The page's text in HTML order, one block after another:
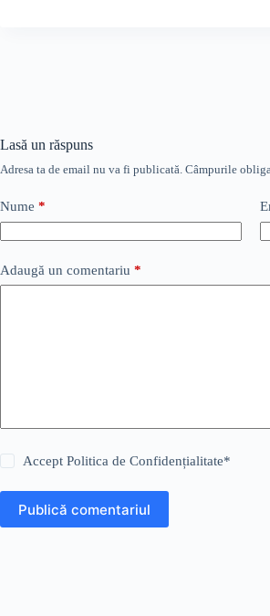
Lasă un răspuns
Adresa ta de email nu va fi publicată. Câmpurile
Nume *
Adaugă un comentariu *
AcceptPolitica de Confidențialitate*
Publică comentariul